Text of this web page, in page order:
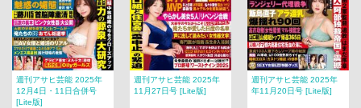
週刊アサヒ芸能 2025年
12月4日・11日合併号
[Lite版]
週刊アサヒ芸能 2025年
11月27日号 [Lite版]
週刊アサヒ芸能 2025年
年11月20日号 [Lite版]